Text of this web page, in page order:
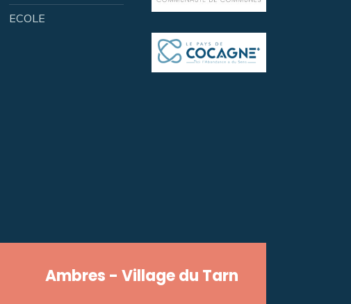
ECOLE
Ambres - Village du Tarn